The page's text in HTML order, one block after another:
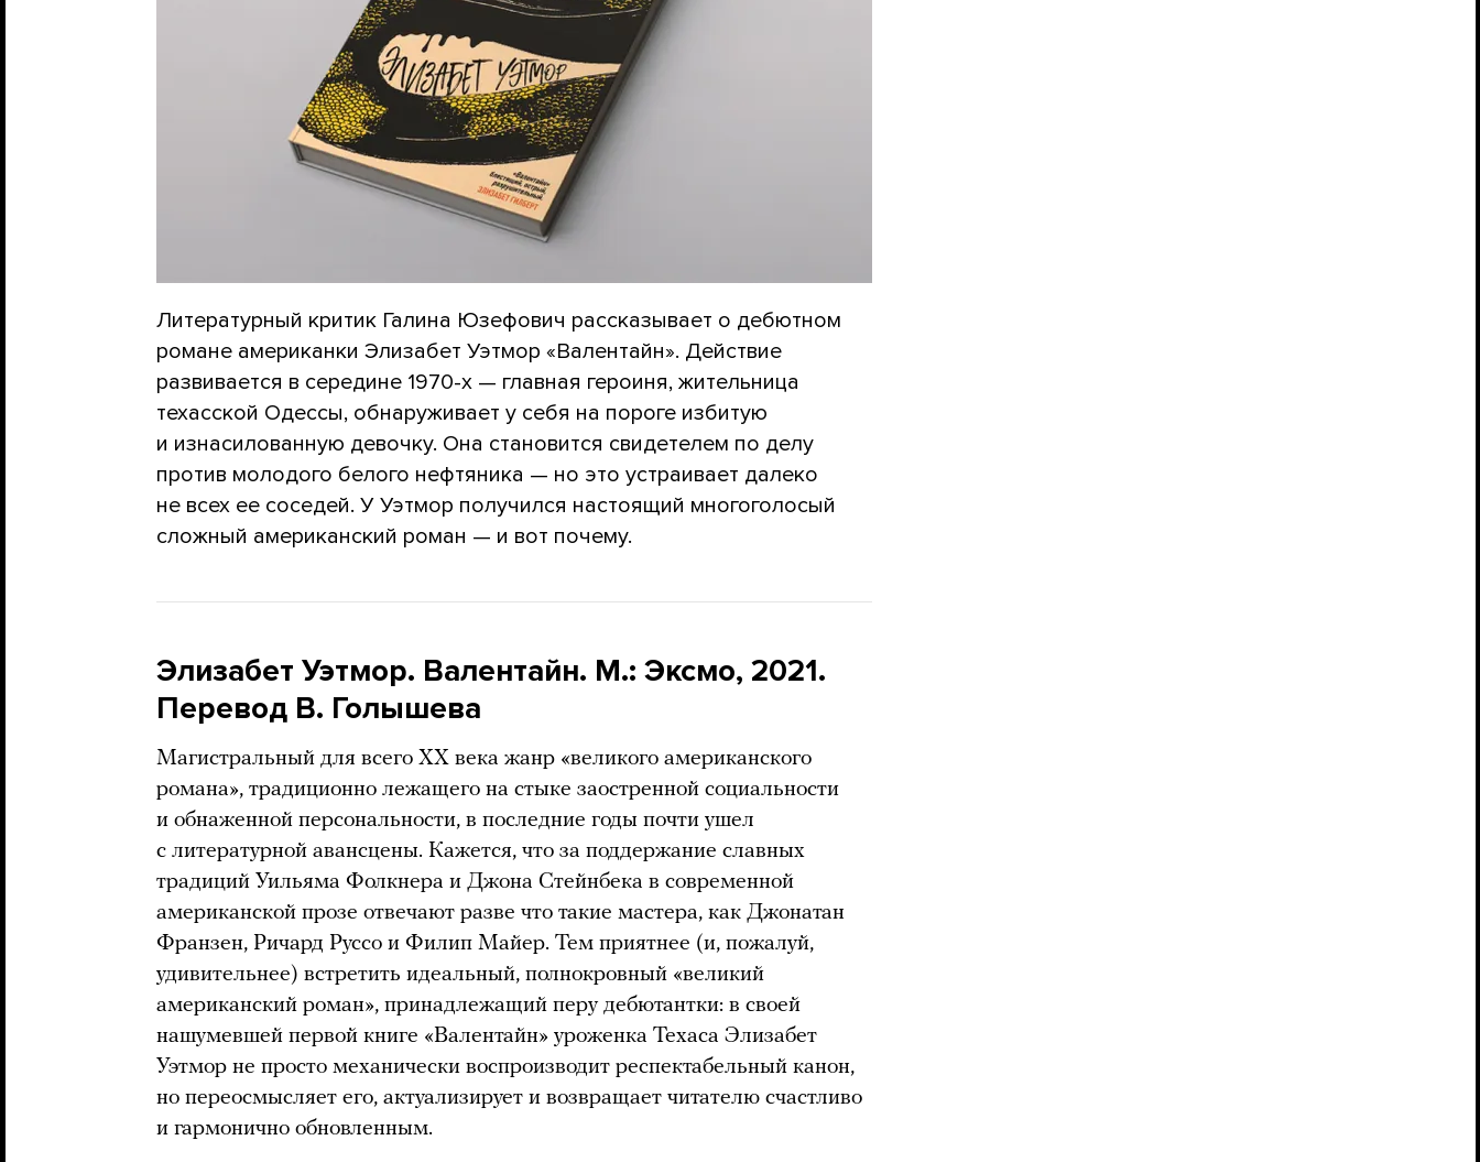
Литературный критик Галина Юзефович рассказывает о дебютном
романе американки Элизабет Уэтмор «Валентайн». Действие
развивается в середине 1970-х — главная героиня, жительница
техасской Одессы, обнаруживает у себя на пороге избитую
и изнасилованную девочку. Она становится свидетелем по делу
против молодого белого нефтяника — но это устраивает далеко
не всех ее соседей. У Уэтмор получился настоящий многоголосый
сложный американский роман — и вот почему.
Элизабет Уэтмор. Валентайн. М.: Эксмо, 2021.
Перевод В. Голышева
Магистральный для всего ХХ века жанр «великого американского
романа», традиционно лежащего на стыке заостренной социальности
и обнаженной персональности, в последние годы почти ушел
с литературной авансцены. Кажется, что за поддержание славных
традиций Уильяма Фолкнера и Джона Стейнбека в современной
американской прозе отвечают разве что такие мастера, как Джонатан
Франзен, Ричард Руссо и Филип Майер. Тем приятнее (и, пожалуй,
удивительнее) встретить идеальный, полнокровный «великий
американский роман», принадлежащий перу дебютантки: в своей
нашумевшей первой книге «Валентайн» уроженка Техаса Элизабет
Уэтмор не просто механически воспроизводит респектабельный канон,
но переосмысляет его, актуализирует и возвращает читателю счастливо
и гармонично обновленным.